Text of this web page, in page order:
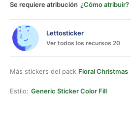
Se requiere atribución ¿Cómo atribuir?
Lettosticker
Ver todos los recursos 20
Más stickers del pack Floral Christmas
Estilo: Generic Sticker Color Fill